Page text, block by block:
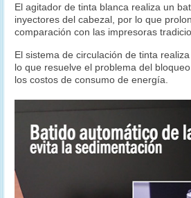
El agitador de tinta blanca realiza un
inyectores del cabezal, por lo que
comparación con las impresoras
El sistema de circulación de tinta
lo que resuelve el problema del
los costos de consumo de energía.